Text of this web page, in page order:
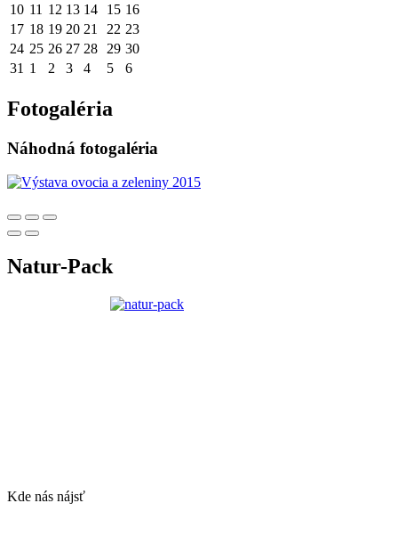
10 11 12 13 14 15 16
17 18 19 20 21 22 23
24 25 26 27 28 29 30
31 1 2 3 4 5 6
Fotogaléria
Náhodná fotogaléria
Natur-Pack
Kde nás nájsť